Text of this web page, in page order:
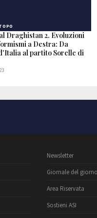
Draghistan 2. Evoluzioni
a Destra: Da
al partito Sorelle di
Newsletter
Giornale del giorno
Area Riservata
Sostieni ASI